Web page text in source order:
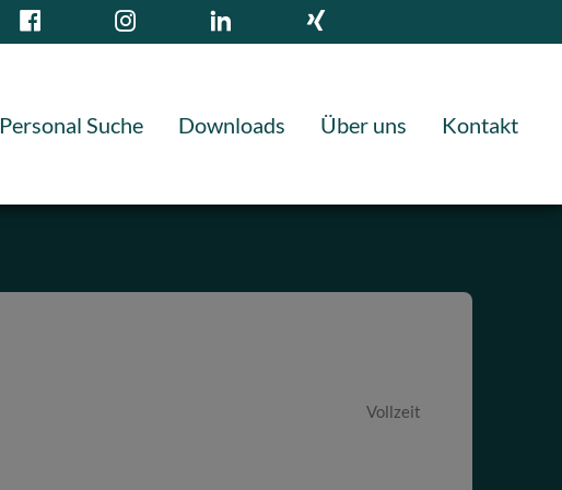
Personal Suche Downloads Über uns Kontakt
Vollzeit